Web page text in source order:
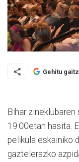
Gehitu
Bihar
19:00etan hasita.
pelikula eskainiko
gaztelerazko